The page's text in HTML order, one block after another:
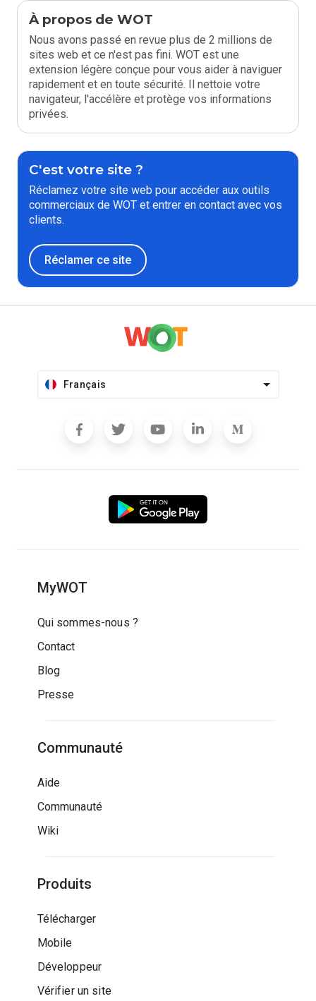
À propos de WOT
Nous avons passé en revue plus de 2 millions de
sites web et ce n'est pas fini. WOT est une
extension légère conçue pour vous aider à naviguer
rapidement et en toute sécurité. Il nettoie votre
navigateur, l'accélère et protège vos informations
privées.
C'est votre site ?
Réclamez votre site web pour accéder aux outils
commerciaux de WOT et entrer en contact avec vos
clients.
Réclamer ce site
Français
MyWOT
Qui sommes-nous ?
Contact
Blog
Presse
Communauté
Aide
Communauté
Wiki
Produits
Télécharger
Mobile
Développeur
Vérifier un site